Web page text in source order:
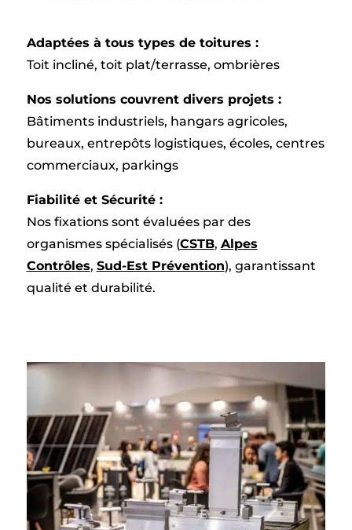
Adaptées à tous types de toitures :
Toit incliné, toit plat/terrasse, ombrières
Nos solutions couvrent divers projets :
Bâtiments industriels, hangars agricoles,
bureaux, entrepôts logistiques, écoles, centres
commerciaux, parkings
Fiabilité et Sécurité :
Nos fixations sont évaluées par des
organismes spécialisés (CSTB, Alpes
Contrôles, Sud-Est Prévention), garantissant
qualité et durabilité.